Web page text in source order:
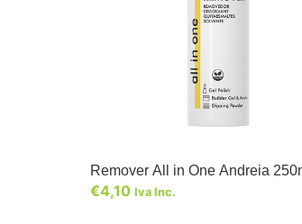
Remover All in One Andreia
€4,10 Iva Inc.